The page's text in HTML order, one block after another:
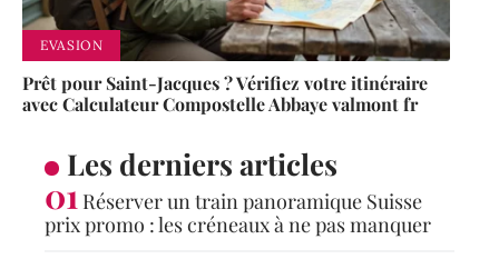
EVASION
Prêt pour Saint-Jacques ? Vérifiez votre itinéraire
avec Calculateur Compostelle Abbaye valmont fr
Les derniers articles
Réserver un train panoramique Suisse
prix promo : les créneaux à ne pas manquer